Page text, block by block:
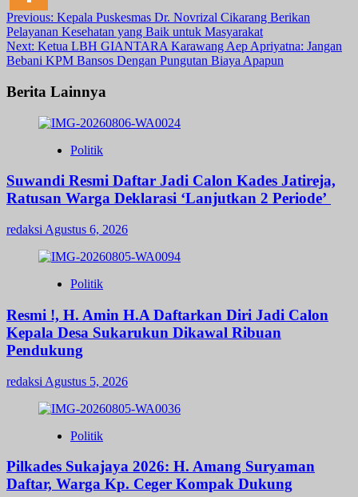
Post
navigation
Previous: Kepala Puskesmas Dr. Novrizal Cikarang Berikan
Pelayanan Kesehatan yang Baik untuk Masyarakat
Next: Ketua LBH GIANTARA Karawang Aep Apriyatna: Jangan
Bebani KPM Bansos Dengan Pungutan Biaya Apapun
Berita Lainnya
Politik
Suwandi Resmi Daftar Jadi Calon Kades Jatireja,
Ratusan Warga Deklarasi ‘Lanjutkan 2 Periode’
redaksi Agustus 6, 2026
Politik
Resmi !, H. Amin H.A Daftarkan Diri Jadi Calon
Kepala Desa Sukarukun Dikawal Ribuan
Pendukung
redaksi Agustus 5, 2026
Politik
Pilkades Sukajaya 2026: H. Amang Suryaman
Daftar, Warga Kp. Ceger Kompak Dukung